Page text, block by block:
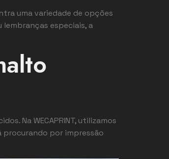
uma variedade de opções
especiais, a
Na WECAPRINT, utilizamos
procurando por impressão